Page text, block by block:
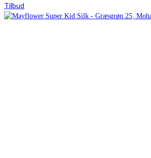
pris
pris
Tilbud